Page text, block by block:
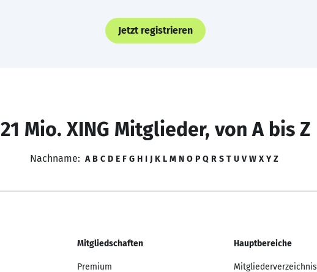
Jetzt registrieren
21 Mio. XING Mitglieder, von A bis Z
Nachname: A B C D E F G H I J K L M N O P Q R S T U V W X Y Z
Mitgliedschaften
Premium
Hauptbereiche
Mitgliederverzeichnis